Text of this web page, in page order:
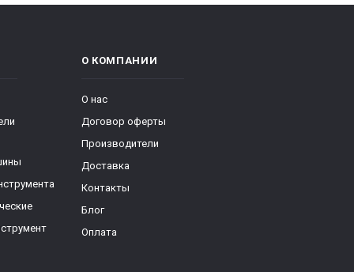
О КОМПАНИИ
О нас
Договор оферты
Производители
Доставка
Контакты
Блог
Оплата